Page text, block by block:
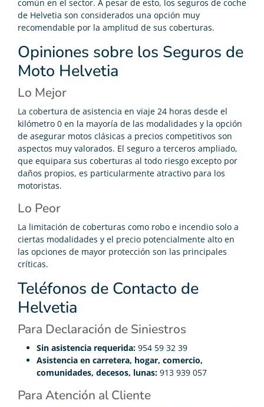
común en el sector. A pesar de esto, los seguros de coche
de Helvetia son considerados una opción muy
recomendable por la amplitud de sus coberturas.
Opiniones sobre los Seguros de
Moto Helvetia
Lo Mejor
La cobertura de asistencia en viaje 24 horas desde el
kilómetro 0 en la mayoría de las modalidades y la opción
de asegurar motos clásicas a precios competitivos son
aspectos muy valorados. El seguro a terceros ampliado,
que equipara sus coberturas al todo riesgo excepto por
daños propios, es particularmente atractivo para los
motoristas.
Lo Peor
La limitación de coberturas como robo e incendio solo a
ciertas modalidades y el precio potencialmente alto en
las opciones de mayor protección son las principales
críticas.
Teléfonos de Contacto de
Helvetia
Para Declaración de Siniestros
Sin asistencia requerida: 954 59 32 39
Asistencia en carretera, hogar, comercio,
comunidades, decesos, lunas: 913 939 057
Para Atención al Cliente